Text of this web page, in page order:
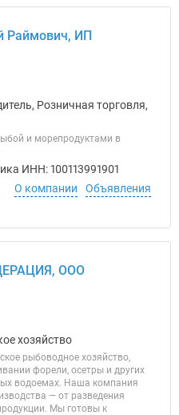
Раймович, ИП
Розничная торговля,
и морепродуктами в
ИНН: 100113991901
О компании
Объявления
ООО
хозяйство
рыбоводное хозяйство,
форели, осетры и других
водоемах. Наша компания
— от разведения
Мы готовы к